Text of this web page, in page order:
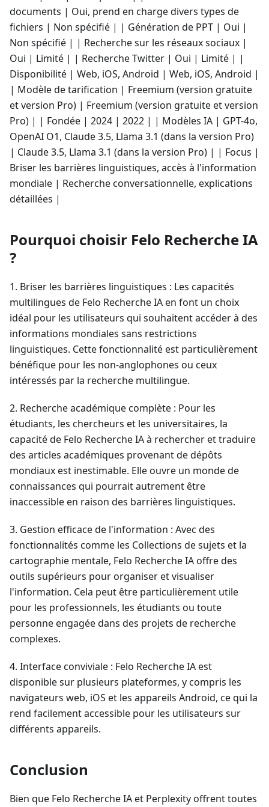
documents | Oui, prend en charge divers types de
fichiers | Non spécifié | | Génération de PPT | Oui |
Non spécifié | | Recherche sur les réseaux sociaux |
Oui | Limité | | Recherche Twitter | Oui | Limité | |
Disponibilité | Web, iOS, Android | Web, iOS, Android |
| Modèle de tarification | Freemium (version gratuite
et version Pro) | Freemium (version gratuite et version
Pro) | | Fondée | 2024 | 2022 | | Modèles IA | GPT-4o,
OpenAI O1, Claude 3.5, Llama 3.1 (dans la version Pro)
| Claude 3.5, Llama 3.1 (dans la version Pro) | | Focus |
Briser les barrières linguistiques, accès à l'information
mondiale | Recherche conversationnelle, explications
détaillées |
Pourquoi choisir Felo Recherche IA
?
1. Briser les barrières linguistiques : Les capacités
multilingues de Felo Recherche IA en font un choix
idéal pour les utilisateurs qui souhaitent accéder à des
informations mondiales sans restrictions
linguistiques. Cette fonctionnalité est particulièrement
bénéfique pour les non-anglophones ou ceux
intéressés par la recherche multilingue.
2. Recherche académique complète : Pour les
étudiants, les chercheurs et les universitaires, la
capacité de Felo Recherche IA à rechercher et traduire
des articles académiques provenant de dépôts
mondiaux est inestimable. Elle ouvre un monde de
connaissances qui pourrait autrement être
inaccessible en raison des barrières linguistiques.
3. Gestion efficace de l'information : Avec des
fonctionnalités comme les Collections de sujets et la
cartographie mentale, Felo Recherche IA offre des
outils supérieurs pour organiser et visualiser
l'information. Cela peut être particulièrement utile
pour les professionnels, les étudiants ou toute
personne engagée dans des projets de recherche
complexes.
4. Interface conviviale : Felo Recherche IA est
disponible sur plusieurs plateformes, y compris les
navigateurs web, iOS et les appareils Android, ce qui la
rend facilement accessible pour les utilisateurs sur
différents appareils.
Conclusion
Bien que Felo Recherche IA et Perplexity offrent toutes